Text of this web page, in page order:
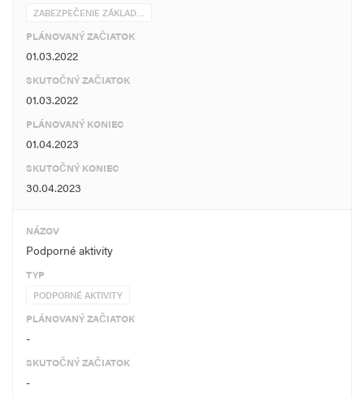
ZABEZPEČENIE ZÁKLAD…
PLÁNOVANÝ ZAČIATOK
01.03.2022
SKUTOČNÝ ZAČIATOK
01.03.2022
PLÁNOVANÝ KONIEC
01.04.2023
SKUTOČNÝ KONIEC
30.04.2023
NÁZOV
Podporné aktivity
TYP
PODPORNÉ AKTIVITY
PLÁNOVANÝ ZAČIATOK
-
SKUTOČNÝ ZAČIATOK
-